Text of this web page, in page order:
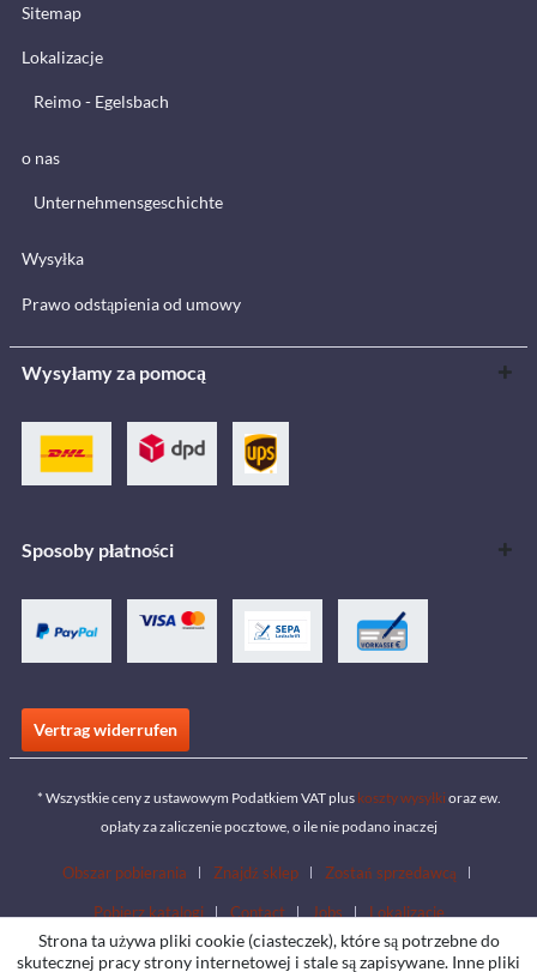
Sitemap
Lokalizacje
Reimo - Egelsbach
o nas
Unternehmensgeschichte
Wysyłka
Prawo odstąpienia od umowy
Wysyłamy za pomocą
Sposoby płatności
Vertrag widerrufen
* Wszystkie ceny z ustawowym Podatkiem VAT plus koszty wysyłki oraz ew.
opłaty za zaliczenie pocztowe, o ile nie podano inaczej
Obszar pobierania Znajdź sklep Zostań sprzedawcą
Pobierz katalogi Contact Jobs Lokalizacje
Strona ta używa pliki cookie (ciasteczek), które są potrzebne do
skutecznej pracy strony internetowej i stale są zapisywane. Inne pliki